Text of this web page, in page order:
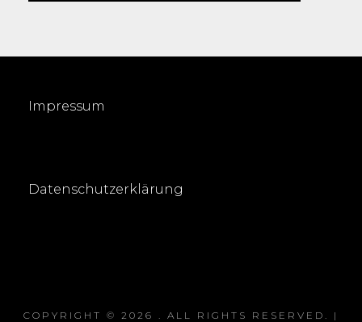
Impressum
Datenschutzerklärung
COPYRIGHT © 2026 . ALL RIGHTS RESERVED. |